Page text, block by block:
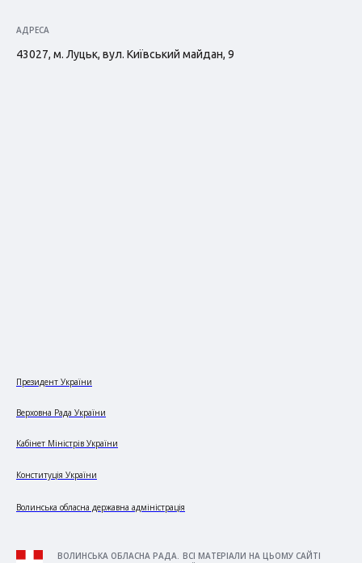
АДРЕСА
43027, м. Луцьк, вул. Київський майдан, 9
Президент України
Верховна Рада України
Кабінет Міністрів України
Конституція України
Волинська обласна державна адміністрація
ВОЛИНСЬКА ОБЛАСНА РАДА. ВСІ МАТЕРІАЛИ НА ЦЬОМУ САЙТІ